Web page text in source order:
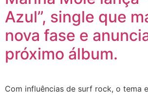
Azul”, single que
nova fase e
próximo álbum.
Com influências de surf rock, o tema